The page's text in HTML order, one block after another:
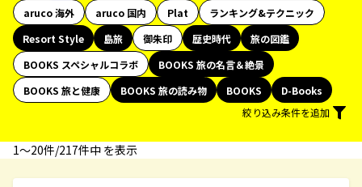
aruco 海外
aruco 国内 Plat
ランキング&テクニック
Resort Style
島旅 御朱印 歴史時代
旅の図鑑
BOOKS スペシャルコラボ
BOOKS 旅の名言＆絶景
BOOKS 旅と健康
BOOKS 旅の読み物 BOOKS
D-Books
絞り込み条件を追加
1〜20件/217件中 を表示